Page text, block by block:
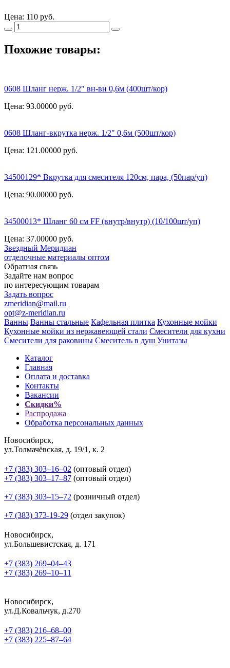
Цена: 110 руб.
Похожие товары:
0608 Шланг нерж. 1/2" вн-вн 0,6м (400шт/кор)
Цена: 93.00000 руб.
0608 Шланг-вкрутка нерж. 1/2" 0,6м (500шт/кор)
Цена: 121.00000 руб.
34500129* Вкрутка для смесителя 120см, пара, (50пар/уп)
Цена: 90.00000 руб.
34500013* Шланг 60 см FF (внутр/внутр) (10/100шт/уп)
Цена: 37.00000 руб.
Звездный Меридиан
отделочные материалы оптом
Обратная связь
Задайте нам вопрос
по интересующим товарам
Задать вопрос
zmeridian@mail.ru
opt@z-meridian.ru
Ванны Ванны стальные Кафельная плитка Кухонные мойки
Кухонные мойки из нержавеющей стали Смесители для кухни
Смесители для раковины Смеситель в душ Унитазы
Каталог
Главная
Оплата и доставка
Контакты
Вакансии
Скидки%
Распродажа
Обработка персональных данных
Новосибирск,
ул.Толмачёвская, д. 19/1, к. 2
+7 (383) 303‒16‒02 (оптовый отдел)
+7 (383) 303‒17‒87 (оптовый отдел)
+7 (383) 303‒15‒72 (розничный отдел)
+7 (383) 373-19-29 (отдел закупок)
Новосибирск,
ул.Большевистская, д. 171
+7 (383) 269‒04‒43
+7 (383) 269‒10‒11
Новосибирск,
ул.Д.Ковальчук, д.270
+7 (383) 216‒68‒00
+7 (383) 225‒87‒64